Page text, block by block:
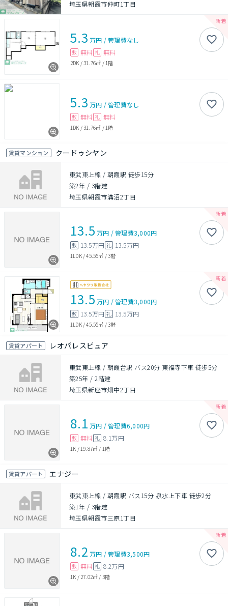
埼玉県朝霞市仲町1丁目
5.3 万円 /管理費なし
敷 無料 礼 無料
2DK /31.76㎡ / 1階
5.3 万円 /管理費なし
敷 無料 礼 無料
1DK /31.76㎡ / 1階
賃貸マンション クードゥシヤン
東武東上線 / 朝霞駅 徒歩15分
築2年 / 3階建
埼玉県朝霞市溝沼2丁目
13.5 万円 /管理費3,000円
敷 13.5万円 礼 13.5万円
1LDK/45.55㎡ /3階
13.5 万円 /管理費3,000円
敷 13.5万円 礼 13.5万円
1LDK/45.55㎡ /3階
賃貸アパート レオパレスピュア
東武東上線 / 朝霞台駅 バス20分 東福寺下車 徒歩5分
築25年 /2階建
埼玉県新座市畑中2丁目
8.1 万円 /管理費6,000円
敷 無料 礼 8.1万円
1K / 19.87㎡ / 1階
賃貸アパート エナジー
東武東上線 / 朝霞駅 バス15分 泉水上下車 徒歩2分
築1年 / 3階建
埼玉県朝霞市三原1丁目
8.2 万円 /管理費3,500円
敷 無料 礼 8.2万円
1K / 27.02㎡ / 3階